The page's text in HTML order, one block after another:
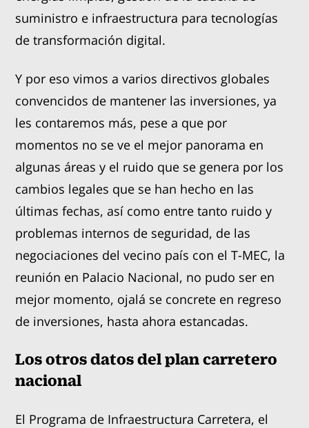
suministro e infraestructura para tecnologías
de transformación digital.
Y por eso vimos a varios directivos globales
convencidos de mantener las inversiones, ya
les contaremos más, pese a que por
momentos no se ve el mejor panorama en
algunas áreas y el ruido que se genera por los
cambios legales que se han hecho en las
últimas fechas, así como entre tanto ruido y
problemas internos de seguridad, de las
negociaciones del vecino país con el T-MEC, la
reunión en Palacio Nacional, no pudo ser en
mejor momento, ojalá se concrete en regreso
de inversiones, hasta ahora estancadas.
Los otros datos del plan carretero
nacional
El Programa de Infraestructura Carretera, el